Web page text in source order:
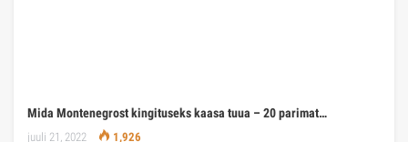
Mida Montenegrost kingituseks kaasa tuua – 20 parimat…
juuli 21, 2022 1,926